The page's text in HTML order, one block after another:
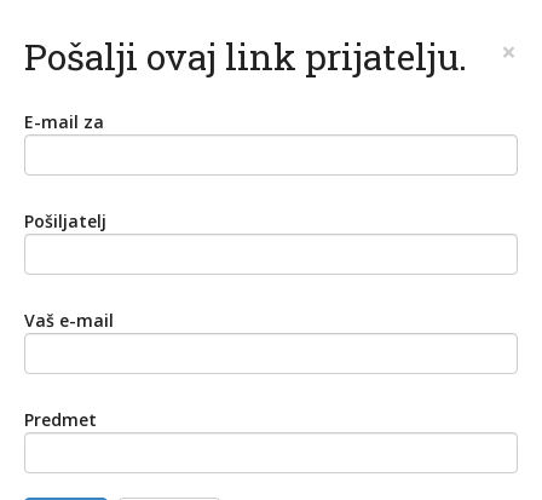
Pošalji ovaj link prijatelju. ×
E-mail za
Pošiljatelj
Vaš e-mail
Predmet